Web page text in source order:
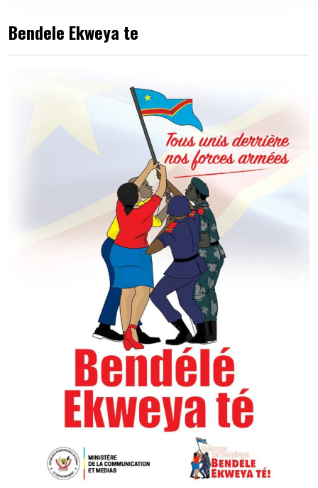
Bendele Ekweya te